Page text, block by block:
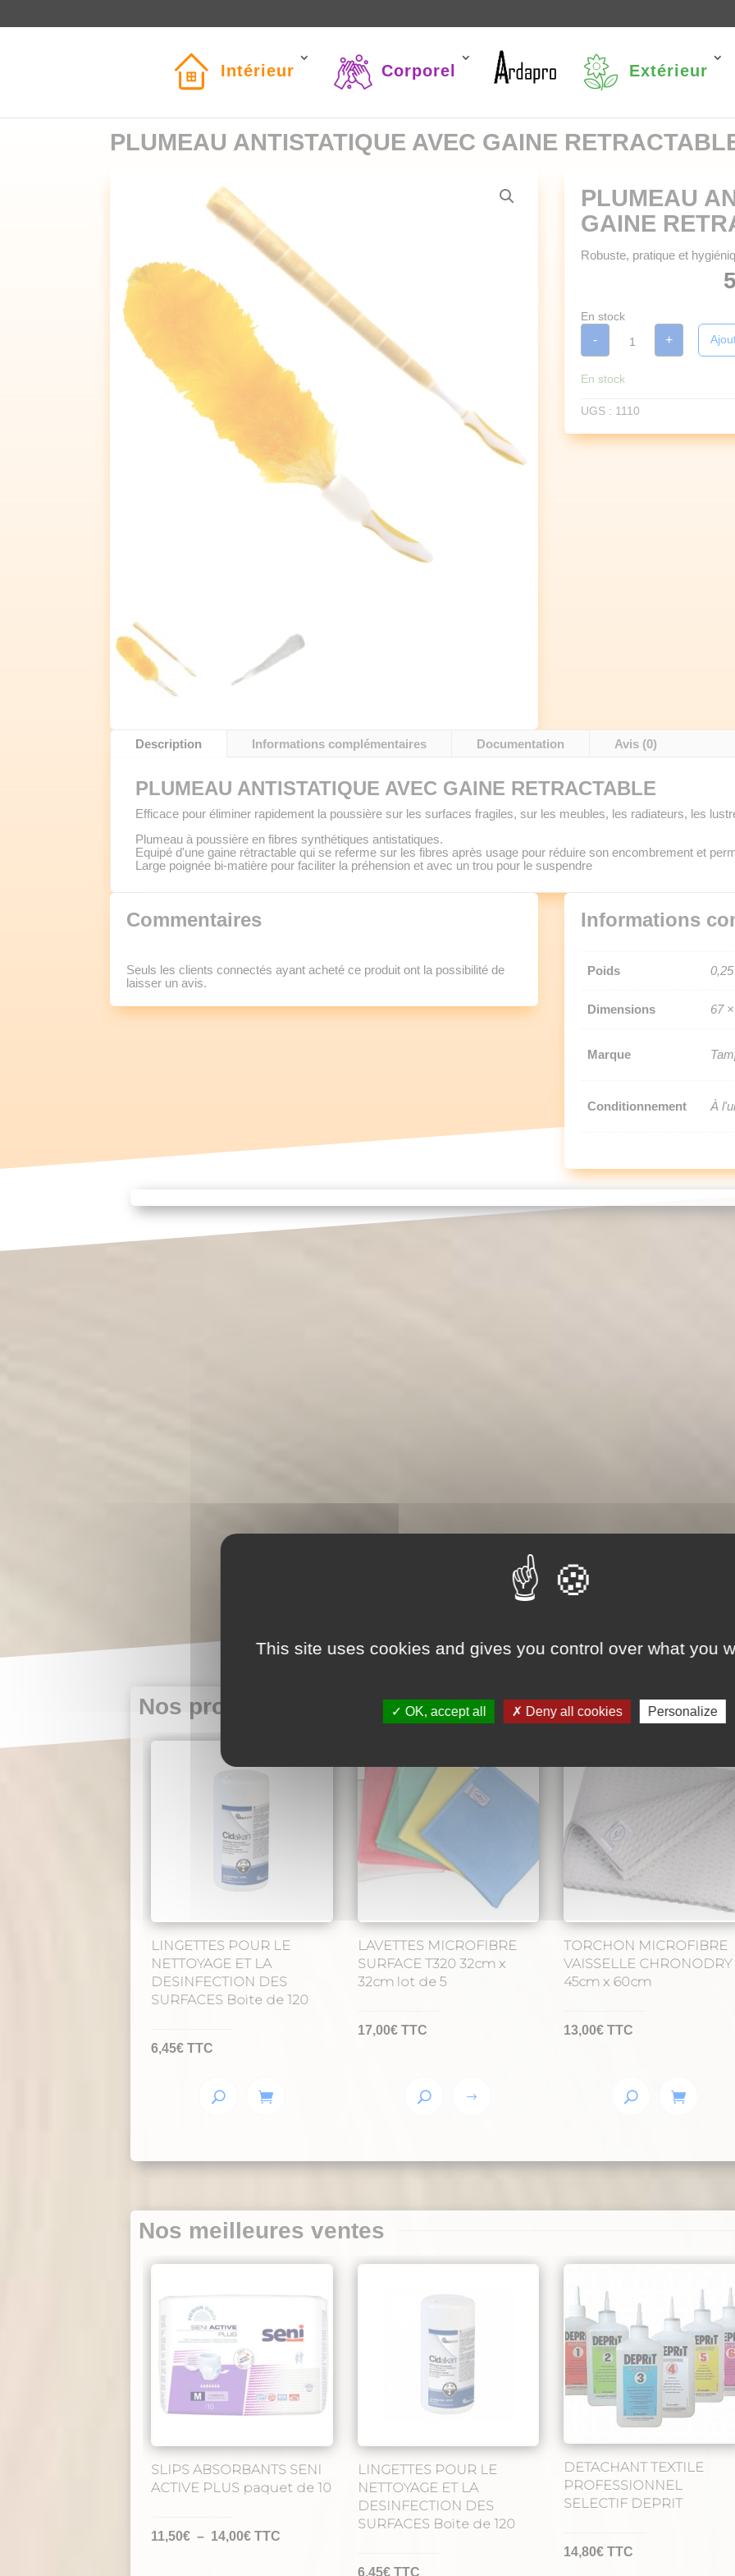
Intérieur Corporel Extérieur
PLUMEAU ANTISTATIQUE AVEC GAINE
PLUMEAU
GAINE
Robuste, pratique et
En stock
-
quantité
PLUMEAU
AVEC
+
En stock
UGS : 1110
Description Informations complémentaires Documentation Avis (0)
PLUMEAU ANTISTATIQUE AVEC GAINE RETRACTABLE
Efficace pour éliminer rapidement la poussière sur les surfaces fragiles, sur les meubles, les radiateurs, les
Plumeau à poussière en fibres synthétiques antistatiques.
Equipé d'une gaine rétractable qui se referme sur les fibres après usage pour réduire son encombrement et
Large poignée bi-matière pour faciliter la préhension et avec un trou pour le suspendre
Commentaires
Seuls les clients connectés ayant acheté ce produit ont la possibilité de
laisser un avis.
Informations
Poids
Dimensions 67
Marque
Conditionnement À
Nos produits du moment
LINGETTES POUR LE
NETTOYAGE ET LA
DESINFECTION DES
SURFACES Boite de 120
6,45€ TTC
LAVETTES MICROFIBRE
SURFACE T320 32cm x
32cm lot de 5
17,00€ TTC
plusieurs
la
page
du
produit
TORCHON MICROFIBRE
VAISSELLE CHRONODRY
45cm x 60cm
13,00€ TTC
Nos meilleures ventes
SLIPS ABSORBANTS SENI
ACTIVE PLUS paquet de 10
11,50€ – 14,00€Plage
TTC
LINGETTES POUR LE
NETTOYAGE ET LA
DESINFECTION DES
SURFACES Boite de 120
6,45€ TTC
DETACHANT TEXTILE
PROFESSIONNEL
SELECTIF DEPRIT
14,80€ TTC
This site uses cookies and gives you control over what you
OK, accept all Deny all cookies Personalize